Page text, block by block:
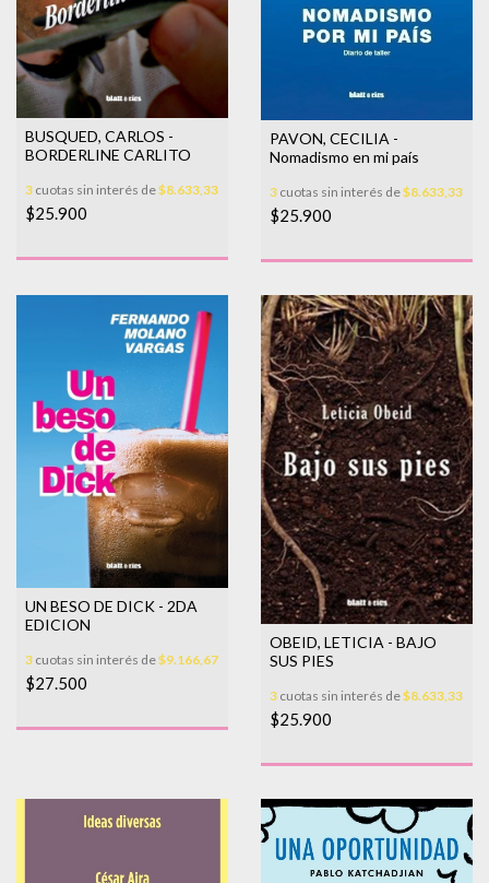
BUSQUED, CARLOS -
BORDERLINE CARLITO
3 cuotas sin interés de$8.633,33
$25.900
PAVON, CECILIA -
Nomadismo en mi país
3 cuotas sin interés de$8.633,33
$25.900
UN BESO DE DICK - 2DA
EDICION
3 cuotas sin interés de$9.166,67
$27.500
OBEID, LETICIA - BAJO
SUS PIES
3 cuotas sin interés de$8.633,33
$25.900